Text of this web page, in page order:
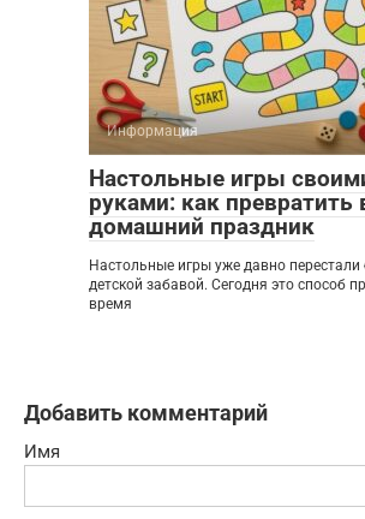
Информация
Настольные игры
руками: как превратить
домашний праздник
Настольные игры уже давно
детской забавой. Сегодня это способ
время
Добавить комментарий
Имя